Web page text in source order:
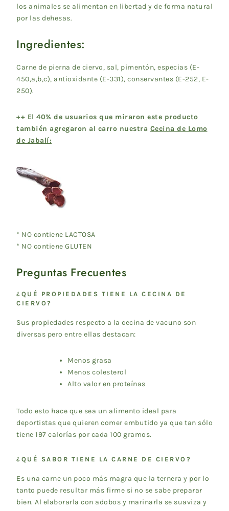
los animales se alimentan en libertad y de forma natural
por las dehesas.
Ingredientes:
Carne de pierna de ciervo, sal, pimentón, especias (E-
450,a,b,c), antioxidante (E-331), conservantes (E-252, E-
250).
++ El 40% de usuarios que miraron este producto
también agregaron al carro nuestra Cecina de Lomo
de Jabalí:
* NO contiene LACTOSA
* NO contiene GLUTEN
Preguntas Frecuentes
¿QUÉ PROPIEDADES TIENE LA CECINA DE
CIERVO?
Sus propiedades respecto a la cecina de vacuno son
diversas pero entre ellas destacan:
Menos grasa
Menos colesterol
Alto valor en proteínas
Todo esto hace que sea un alimento ideal para
deportistas que quieren comer embutido ya que tan sólo
tiene 197 calorías por cada 100 gramos.
¿QUÉ SABOR TIENE LA CARNE DE CIERVO?
Es una carne un poco más magra que la ternera y por lo
tanto puede resultar más firme si no se sabe preparar
bien. Al elaborarla con adobos y marinarla se suaviza y